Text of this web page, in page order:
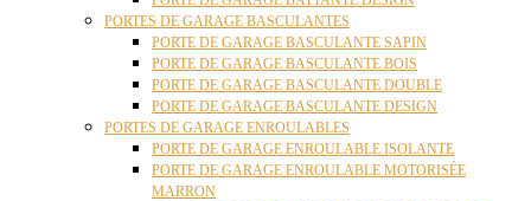
PORTES DE GARAGE BASCULANTES
PORTE DE GARAGE BASCULANTE SAPIN
PORTE DE GARAGE BASCULANTE BOIS
PORTE DE GARAGE BASCULANTE DOUBLE
PORTE DE GARAGE BASCULANTE DESIGN
PORTES DE GARAGE ENROULABLES
PORTE DE GARAGE ENROULABLE ISOLANTE
PORTE DE GARAGE ENROULABLE MOTORISÉE
MARRON